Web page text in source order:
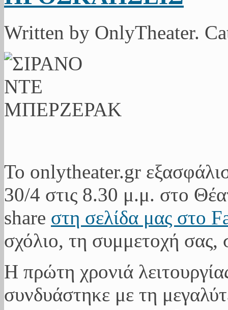
Written by OnlyTheater.
Το onlytheater.gr
30/4 στις 8.30 μ.μ. στο
share στη σελίδα μας στο
σχόλιο, τη συμμετοχή σας,
Η πρώτη χρονιά
συνδυάστηκε με τη